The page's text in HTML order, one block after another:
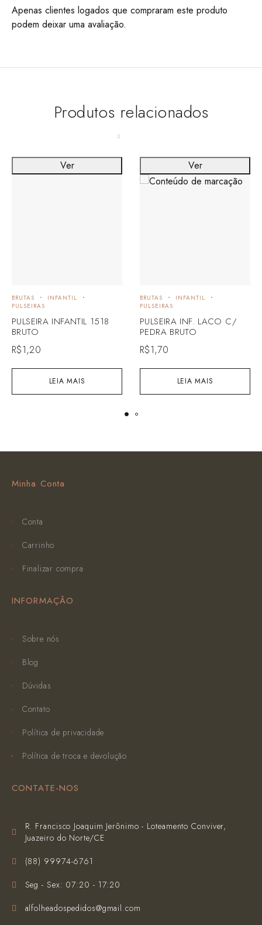
Apenas clientes logados que compraram este produto
podem deixar uma avaliação.
Produtos relacionados
LEIA MAIS
BRUTAS
INFANTIL
PULSEIRAS
PULSEIRA INFANTIL 1518
BRUTO
R$1,20
Ver
LEIA MAIS
BRUTAS
INFANTIL
PULSEIRAS
PULSEIRA INF. LACO C/
PEDRA BRUTO
R$1,70
Ver
Minha Conta
Conta
Carrinho
Finalizar compra
INFORMAÇÃO
Sobre nós
Blog
Dúvidas
Contato
Política de privacidade
Política de troca e devolução
CONTATE-NOS
R. Francisco Joaquim Jerônimo - Loteamento Conviver,
Juazeiro do Norte/CE
(‪88) 99974-6761‬
Seg - Sex: 07:20 - 17:20
alfolheadospedidos@gmail.com